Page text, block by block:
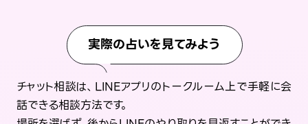
実際の占いを見てみよう
チャット相談は、LINEアプリのトークルーム上で手軽に会
話できる相談方法です。